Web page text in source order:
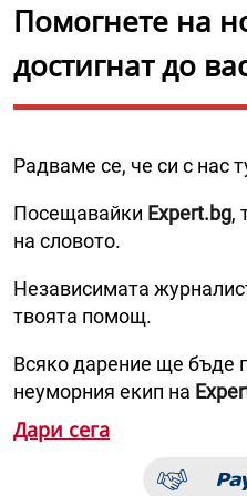
Помогнете на
достигнат до
Радваме се, че си с нас
Посещавайки Expert.bg,
на словото.
Независимата
твоята помощ.
Всяко дарение ще бъде
неуморния екип на
Дари сега